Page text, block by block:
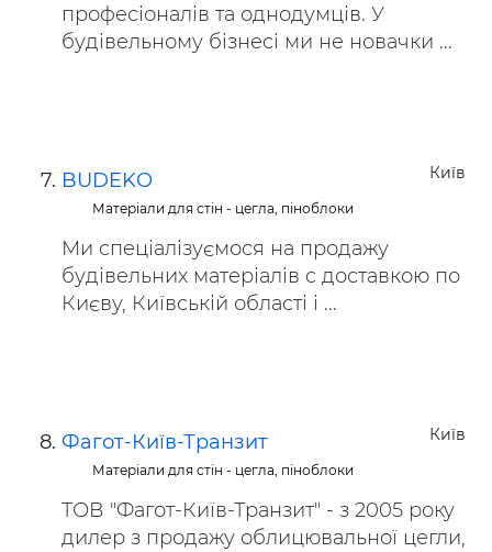
професіоналів та однодумців. У
будівельному бізнесі ми не новачки ...
Київ
BUDEKO
Матеріали для стін - цегла, піноблоки
Ми спеціалізуємося на продажу
будівельних матеріалів c доставкою по
Києву, Київській області і ...
Київ
Фагот-Київ-Транзит
Матеріали для стін - цегла, піноблоки
ТОВ "Фагот-Київ-Транзит" - з 2005 року
дилер з продажу облицювальної цегли,